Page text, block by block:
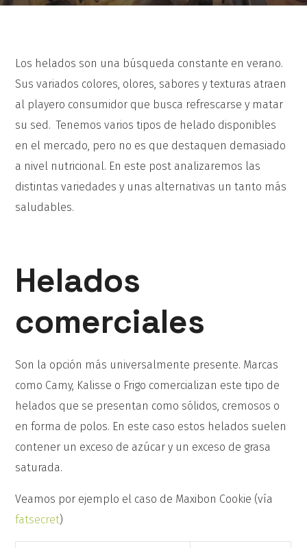
Los helados son una búsqueda constante en verano.
Sus variados colores, olores, sabores y texturas atraen
al playero consumidor que busca refrescarse y matar
su sed. Tenemos varios tipos de helado disponibles
en el mercado, pero no es que destaquen demasiado
a nivel nutricional. En este post analizaremos las
distintas variedades y unas alternativas un tanto más
saludables.
Helados
comerciales
Son la opción más universalmente presente. Marcas
como Camy, Kalisse o Frigo comercializan este tipo de
helados que se presentan como sólidos, cremosos o
en forma de polos. En este caso estos helados suelen
contener un exceso de azúcar y un exceso de grasa
saturada.
Veamos por ejemplo el caso de Maxibon Cookie (vía
fatsecret)